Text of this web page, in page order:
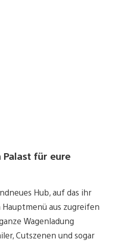
Palast für eure
Hub, auf das ihr
aus zugreifen
Wagenladung
Cutszenen und sogar